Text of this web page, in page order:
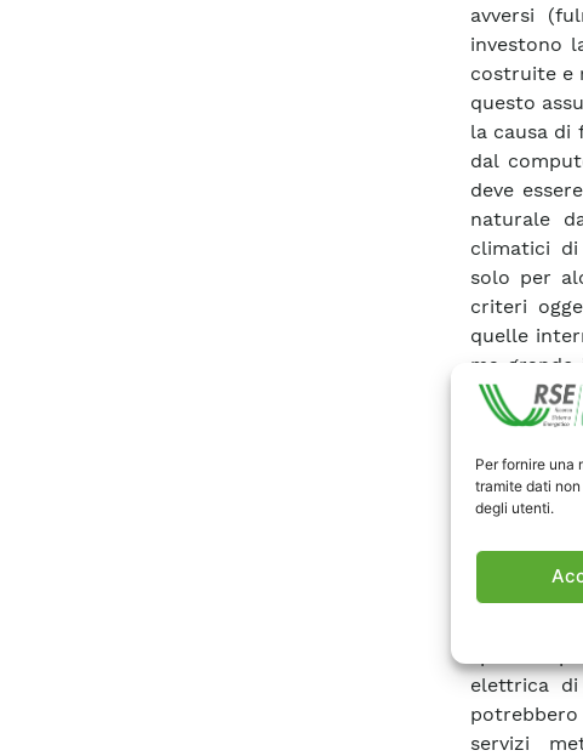
Per fornire una
tramite dati
degli utenti.
avversi
investono
costruite e
questo
la causa di
dal
deve
naturale
climatici
solo per
criteri
quelle
ma
disservizi
sempre
elettrica
servizi